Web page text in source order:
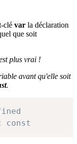
clé var la déclaration
que soit
plus vrai !
avant qu'elle soit
.
const